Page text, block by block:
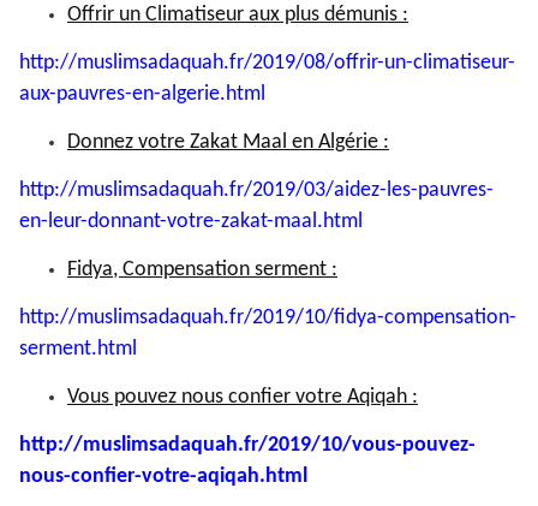
Offrir un Climatiseur aux plus démunis :
http://muslimsadaquah.fr/2019/08/offrir-un-climatiseur-
aux-pauvres-en-algerie.html
Donnez votre Zakat Maal en Algérie :
http://muslimsadaquah.fr/2019/03/aidez-les-pauvres-
en-leur-donnant-votre-zakat-maal.html
Fidya, Compensation serment :
http://muslimsadaquah.fr/2019/10/fidya-compensation-
serment.html
Vous pouvez nous confier votre Aqiqah :
http://muslimsadaquah.fr/2019/10/vous-pouvez-
nous-confier-votre-aqiqah.html